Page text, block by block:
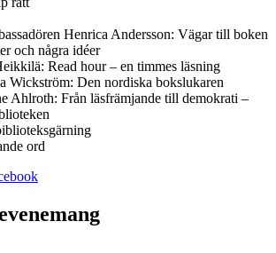
Henrica Andersson: Vägar till boken
och några idéer
Read hour – en timmes läsning
Wickström: Den nordiska bokslukaren
Ahlroth: Från läsfrämjande till demokrati –
ord
Öppnas
ny